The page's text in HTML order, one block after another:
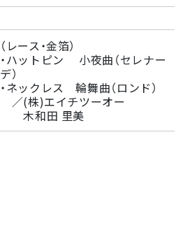
（レース・金箔）
・ハットピン 小夜曲（セレナー
デ）
・ネックレス 輪舞曲（ロンド）
／(株)エイチツーオー
木和田 里美